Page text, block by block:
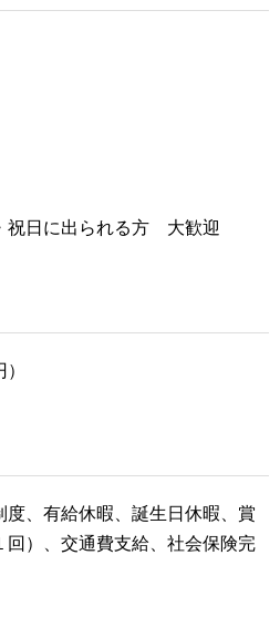
祝日に出られる方 大歓迎
、有給休暇、誕生日休暇、賞
）、交通費支給、社会保険完